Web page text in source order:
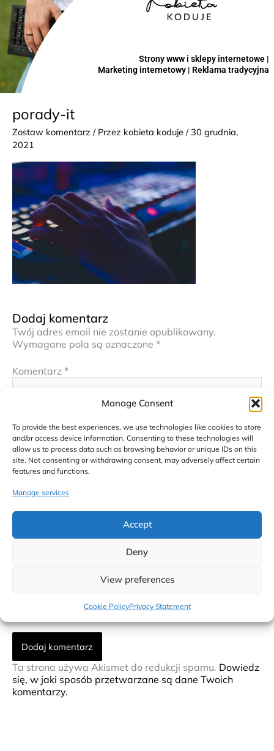
Manage Consent
To provide the best experiences, we use technologies like cookies to store
and/or access device information. Consenting to these technologies will
allow us to process data such as browsing behavior or unique IDs on this
site. Not consenting or withdrawing consent, may adversely affect certain
features and functions.
Manage services
Accept
Deny
View preferences
Cookie PolicyPrivacy Statement
Strony www i sklepy internetowe |
Marketing internetowy | Reklama tradycyjna
porady-it
Zostaw komentarz / Przez kobieta koduje / 30 grudnia,
2021
Dodaj komentarz
Twój adres email nie zostanie opublikowany.
Wymagane pola są oznaczone *
Komentarz *
Nazwa*
Ta strona używa Akismet do redukcji spamu. Dowiedz
się, w jaki sposób przetwarzane są dane Twoich
komentarzy.